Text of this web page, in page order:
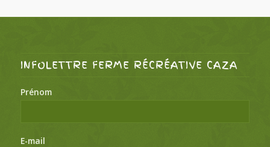
INFOLETTRE FERME RÉCRÉATIVE CAZA
Prénom
E-mail